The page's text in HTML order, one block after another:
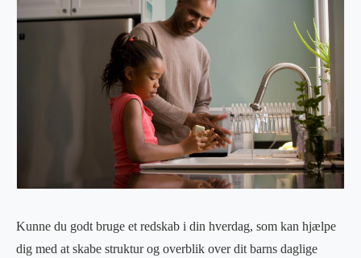
Kunne du godt bruge et redskab i din hverdag, som kan hjælpe
dig med at skabe struktur og overblik over dit barns daglige